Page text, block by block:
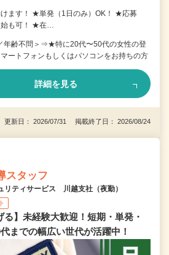
ます！ ★単発（1日のみ）OK！ ★応募
始も可！ ★在…
年齢不問＞⇒★特に20代〜50代の女性の登
トフォンもしくはパソコンをお持ちの方
詳細を見る
更新日： 2026/07/31 掲載終了日： 2026/08/24
スタッフ
リティサービス 川越支社（夜勤）
る】未経験大歓迎！短期・単発・
までの幅広い世代が活躍中！